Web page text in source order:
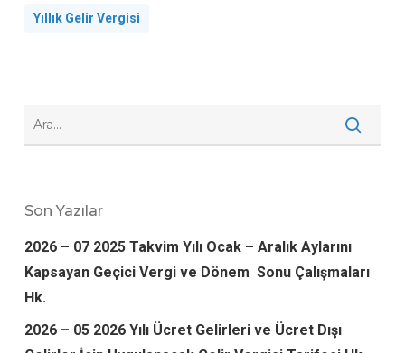
Yıllık Gelir Vergisi
Son Yazılar
2026 – 07 2025 Takvim Yılı Ocak – Aralık Aylarını
Kapsayan Geçici Vergi ve Dönem Sonu Çalışmaları
Hk.
2026 – 05 2026 Yılı Ücret Gelirleri ve Ücret Dışı